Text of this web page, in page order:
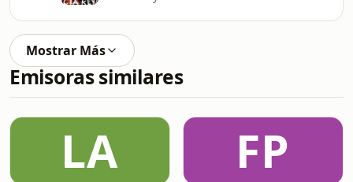
Mostrar Más
Emisoras similares
LA FP